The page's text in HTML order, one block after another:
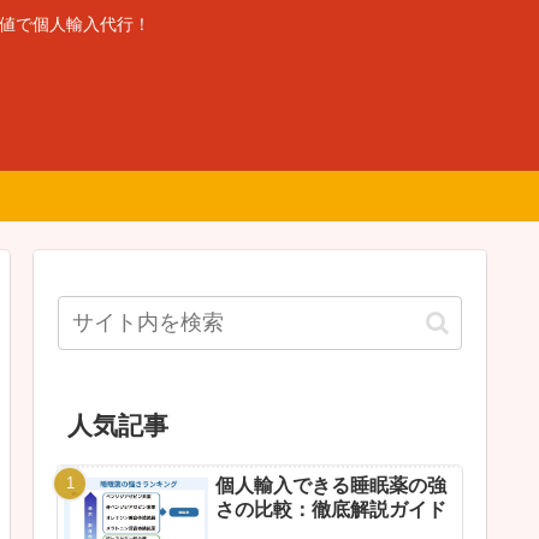
で個人輸入代行！
人気記事
個人輸入できる睡眠薬の強
さの比較：徹底解説ガイド